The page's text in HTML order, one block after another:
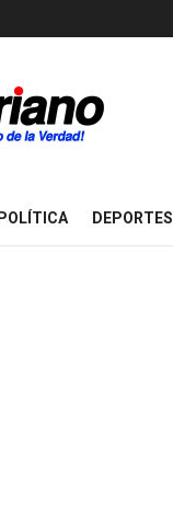
POLÍTICA DEPORTES